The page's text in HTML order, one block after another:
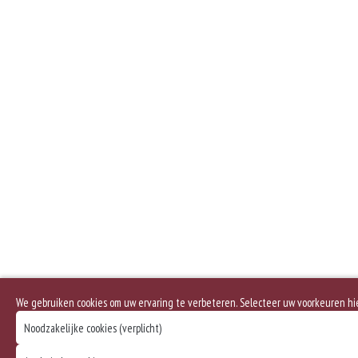
We gebruiken cookies om uw ervaring te verbeteren. Selecteer uw voorkeuren
Noodzakelijke cookies (verplicht)